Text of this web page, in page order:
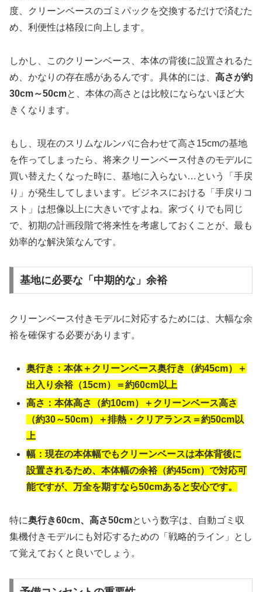
度、クリーンベースのゴミパックを交換するだけで済むた
め、利便性は格段に向上します。
しかし、このクリーンベース、本体の背後に設置されるた
め、かなりの存在感があるんです。具体的には、 高さが約
30cm～50cmと、本体の高さとは比較にならないほど大
きくなります。
もし、現在のスリムなルンバに合わせて高さ15cmの基地
を作ってしまったら、将来クリーンベース付きのモデルに
買い替えたくなった時に、基地に入らない…という「手戻
り」が発生してしまいます。ビジネスにおける「手戻りコ
スト」は想像以上に大きいですよね。家づくりでも同じ
で、初期の計画段階で将来性を考慮しておくことが、最も
効率的な解決策なんです。
基地に必要な「中期的な」余裕
クリーンベース付きモデルに対応するためには、大幅な余
裕を確保する必要があります。
奥行き：本体＋クリーンベース奥行き（約45cm）＋
出入り余裕（15cm）＝約60cm以上
高さ：本体高さ（約10cm）＋クリーンベース高さ
（約30～50cm）＋排熱・クリアランス＝約50cm以
上
幅：現在の本体幅でもクリーンベースは本体背後に
設置されるため、本体幅の余裕（約45cm）で対応可
能ですが、万全を期すなら50cmあると安心です。
特に奥行き60cm、高さ50cmという数字は、自動ゴミ収
集機付きモデルにも対応するための「戦略的ライン」とし
て覚えておくと良いでしょう。